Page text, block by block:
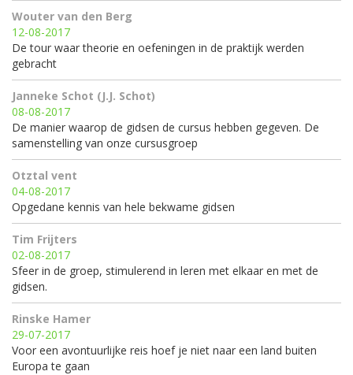
Wouter van den Berg
12-08-2017
De tour waar theorie en oefeningen in de praktijk werden
gebracht
Janneke Schot (J.J. Schot)
08-08-2017
De manier waarop de gidsen de cursus hebben gegeven. De
samenstelling van onze cursusgroep
Otztal vent
04-08-2017
Opgedane kennis van hele bekwame gidsen
Tim Frijters
02-08-2017
Sfeer in de groep, stimulerend in leren met elkaar en met de
gidsen.
Rinske Hamer
29-07-2017
Voor een avontuurlijke reis hoef je niet naar een land buiten
Europa te gaan